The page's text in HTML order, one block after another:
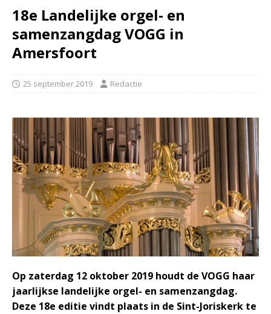
18e Landelijke orgel- en
samenzangdag VOGG in
Amersfoort
25 september 2019 Redactie
Op zaterdag 12 oktober 2019 houdt de VOGG haar
jaarlijkse landelijke orgel- en samenzangdag.
Deze 18e editie vindt plaats in de Sint-Joriskerk te